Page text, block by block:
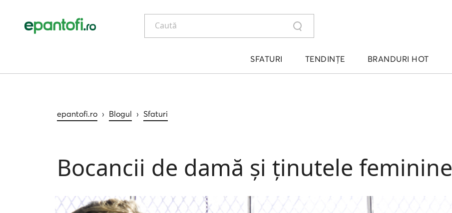
Caută
SFATURI TENDINȚE BRANDURI HOT
epantofi.ro › Blogul › Sfaturi
Bocancii de damă și ținutele feminine